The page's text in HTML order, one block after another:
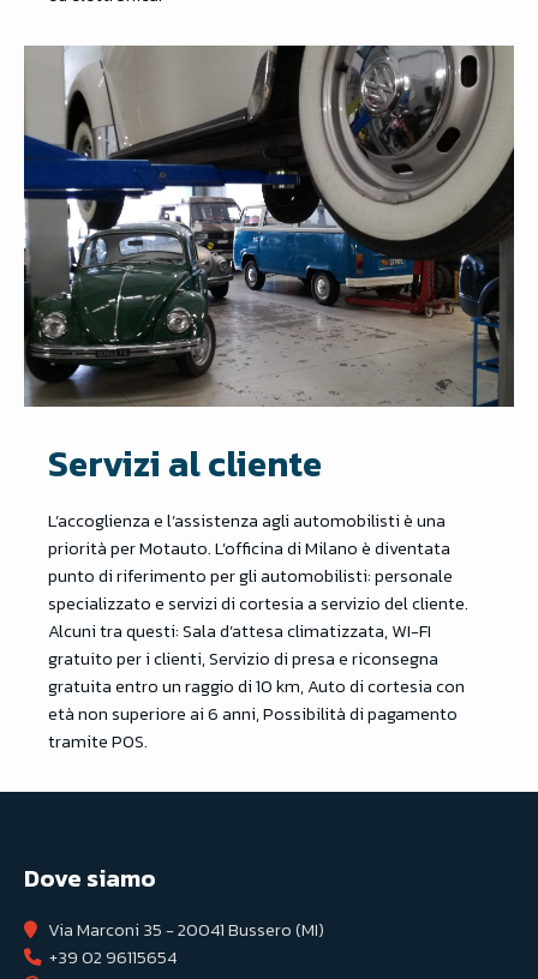
Servizi al cliente
L’accoglienza e l’assistenza agli automobilisti è una
priorità per Motauto. L’officina di Milano è diventata
punto di riferimento per gli automobilisti: personale
specializzato e servizi di cortesia a servizio del cliente.
Alcuni tra questi: Sala d’attesa climatizzata, WI-FI
gratuito per i clienti, Servizio di presa e riconsegna
gratuita entro un raggio di 10 km, Auto di cortesia con
età non superiore ai 6 anni, Possibilità di pagamento
tramite POS.
Dove siamo
Via Marconi 35 - 20041 Bussero (MI)
+39 02 96115654